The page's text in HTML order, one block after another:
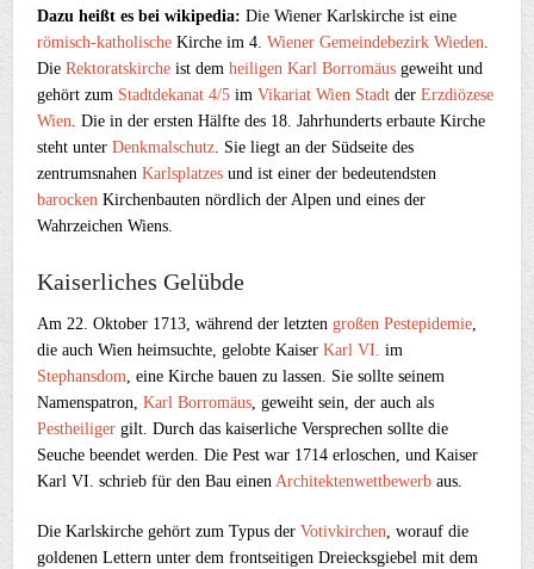
Dazu heißt es bei wikipedia: Die Wiener Karlskirche ist eine
römisch-katholische Kirche im 4.Wiener Gemeindebezirk Wieden.
DieRektoratskirche ist demheiligen Karl Borromäus geweiht und
gehört zum Stadtdekanat 4/5 imVikariat Wien Stadt derErzdiözese
Wien. Die in der ersten Hälfte des 18. Jahrhunderts erbaute Kirche
steht unterDenkmalschutz. Sie liegt an der Südseite des
zentrumsnahenKarlsplatzes und ist einer der bedeutendsten
barocken Kirchenbauten nördlich der Alpen und eines der
Wahrzeichen Wiens.
Kaiserliches Gelübde
Am 22. Oktober 1713, während der letztengroßen Pestepidemie,
die auch Wien heimsuchte, gelobte KaiserKarl VI. im
Stephansdom, eine Kirche bauen zu lassen. Sie sollte seinem
Namenspatron,Karl Borromäus, geweiht sein, der auch als
Pestheiliger gilt. Durch das kaiserliche Versprechen sollte die
Seuche beendet werden. Die Pest war 1714 erloschen, und Kaiser
Karl VI. schrieb für den Bau einenArchitektenwettbewerb aus.
Die Karlskirche gehört zum Typus derVotivkirchen, worauf die
goldenen Lettern unter dem frontseitigen Dreiecksgiebel mit dem